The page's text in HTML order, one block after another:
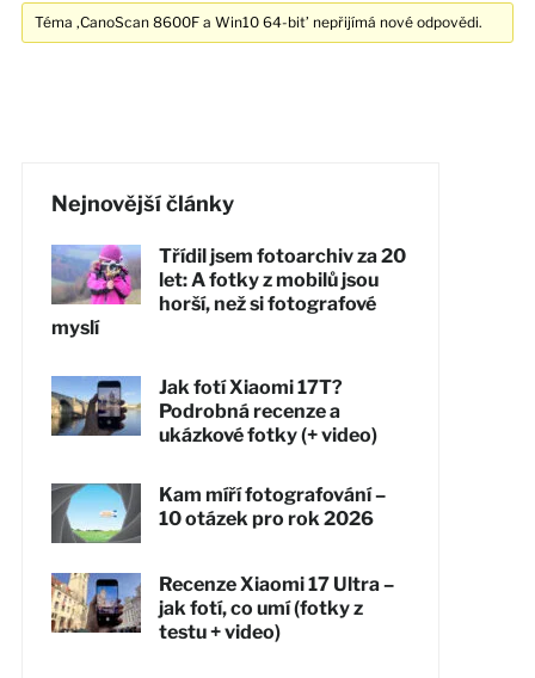
Téma ‚CanoScan 8600F a Win10 64-bit’ nepřijímá nové odpovědi.
Nejnovější články
Třídil jsem fotoarchiv za 20
let: A fotky z mobilů jsou
horší, než si fotografové
myslí
Jak fotí Xiaomi 17T?
Podrobná recenze a
ukázkové fotky (+ video)
Kam míří fotografování –
10 otázek pro rok 2026
Recenze Xiaomi 17 Ultra –
jak fotí, co umí (fotky z
testu + video)